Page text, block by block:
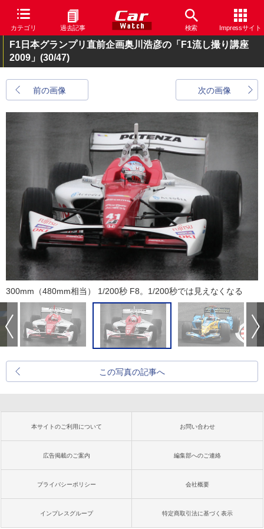
カテゴリ 過去記事 検索 Impressサイト
F1日本グランプリ直前企画奥川浩彦の「F1流し撮り講座
2009」 (30/47)
前の画像 次の画像
300mm（480mm相当） 1/200秒 F8。1/200秒では見えなくなる
この写真の記事へ
本サイトのご利用について お問い合わせ
広告掲載のご案内 編集部へのご連絡
プライバシーポリシー 会社概要
インプレスグループ 特定商取引法に基づく表示